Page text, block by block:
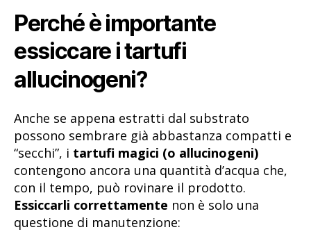
Perché è importante
essiccare i tartufi
allucinogeni?
Anche se appena estratti dal substrato
possono sembrare già abbastanza compatti e
“secchi”, i tartufi magici (o allucinogeni)
contengono ancora una quantità d’acqua che,
con il tempo, può rovinare il prodotto.
Essiccarli correttamente non è solo una
questione di manutenzione: